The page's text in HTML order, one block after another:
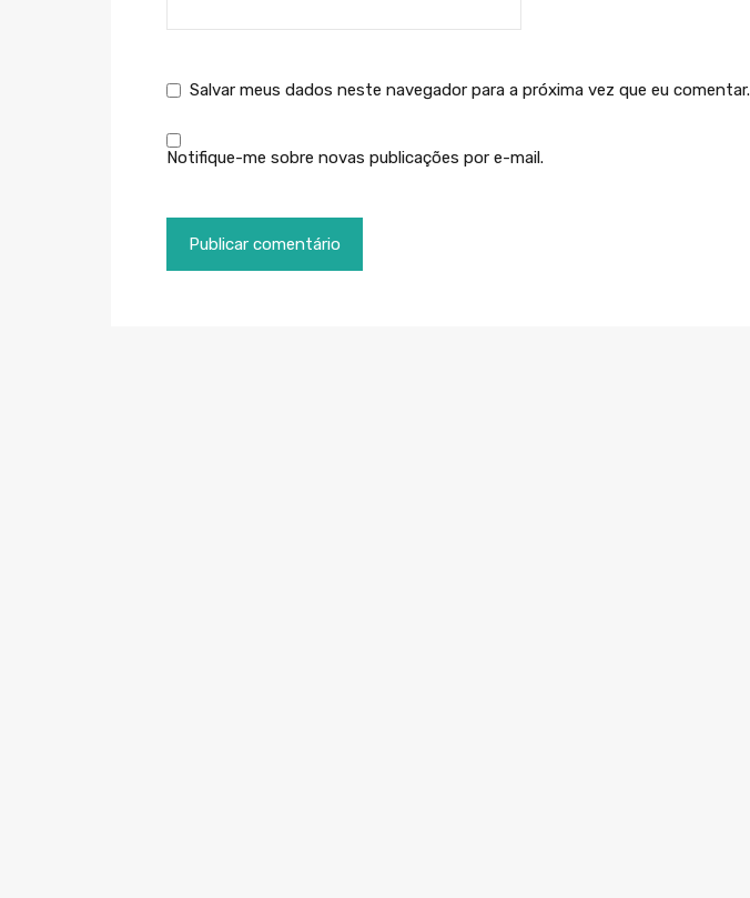
Salvar meus dados neste navegador para a próxima vez que eu comentar.
Notifique-me sobre novas publicações por e-mail.